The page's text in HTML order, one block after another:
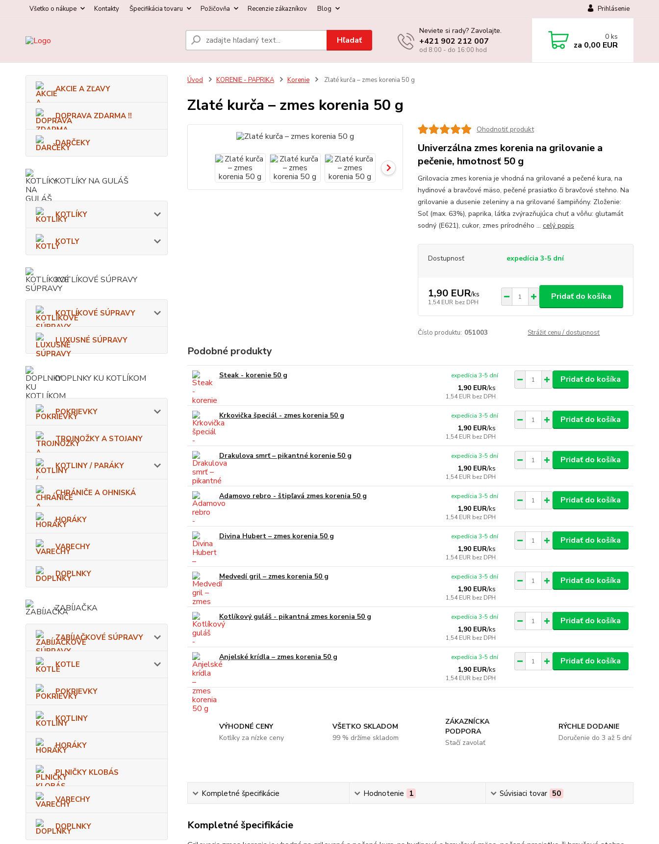
Všetko o nákupe Kontakty Špecifikácia tovaru Požičovňa Recenzie zákazníkov Blog Prihlásenie
Hľadať
Neviete si rady? Zavolajte.
+421 902 212 007
od 8:00 - do 16:00 hod
0 ks
za 0,00 EUR
AKCIE A ZĽAVY
DOPRAVA ZDARMA !!
DARČEKY
KOTLÍKY NA GULÁŠ
KOTLÍKY
KOTLY
KOTLÍKOVÉ SÚPRAVY
KOTLÍKOVÉ SÚPRAVY
LUXUSNÉ SÚPRAVY
DOPLNKY KU KOTLÍKOM
POKRIEVKY
TROJNOŽKY A STOJANY
KOTLINY / PARÁKY
CHRÁNIČE A OHNISKÁ
HORÁKY
VARECHY
DOPLNKY
ZABÍJAČKA
ZABÍJAČKOVÉ SÚPRAVY
KOTLE
POKRIEVKY
KOTLINY
HORÁKY
PLNIČKY KLOBÁS
VARECHY
DOPLNKY
Úvod KORENIE - PAPRIKA Korenie Zlaté kurča – zmes korenia 50 g
Zlaté kurča – zmes korenia 50 g
Ohodnotiť produkt
Univerzálna zmes korenia na grilovanie a
pečenie, hmotnosť 50 g
Grilovacia zmes korenia je vhodná na grilované a pečené kura, na
hydinové a bravčové mäso, pečené prasiatko či bravčové stehno. Na
grilovanie a dusenie zeleniny a na grilované šampiňóny. Zloženie:
Soľ (max. 63%), paprika, látka zvýrazňujúca chuť a vôňu: glutamát
sodný (E621), cukor, zmes prírodného ... celý popis
Dostupnosť expedícia 3-5 dní
1,90 EUR/ks
1,54 EUR bez DPH
Pridať do košíka
Číslo produktu: 051003 Strážiť cenu / dostupnosť
Podobné produkty
Steak - korenie 50 g
1,90 EUR/ks
1,54 EUR bez DPH
expedícia 3-5 dní Pridať do košíka
Krkovička špeciál - zmes korenia 50 g
1,90 EUR/ks
1,54 EUR bez DPH
expedícia 3-5 dní Pridať do košíka
Drakulova smrť – pikantné korenie 50 g
1,90 EUR/ks
1,54 EUR bez DPH
expedícia 3-5 dní Pridať do košíka
Adamovo rebro - štipľavá zmes korenia 50 g
1,90 EUR/ks
1,54 EUR bez DPH
expedícia 3-5 dní Pridať do košíka
Divina Hubert – zmes korenia 50 g
1,90 EUR/ks
1,54 EUR bez DPH
expedícia 3-5 dní Pridať do košíka
Medvedí gril – zmes korenia 50 g
1,90 EUR/ks
1,54 EUR bez DPH
expedícia 3-5 dní Pridať do košíka
Kotlíkový guláš - pikantná zmes korenia 50 g
1,90 EUR/ks
1,54 EUR bez DPH
expedícia 3-5 dní Pridať do košíka
Anjelské krídla – zmes korenia 50 g
1,90 EUR/ks
1,54 EUR bez DPH
expedícia 3-5 dní Pridať do košíka
VÝHODNÉ CENY
Kotlíky za nízke ceny
VŠETKO SKLADOM
99 % držíme skladom
ZÁKAZNÍCKA
PODPORA
Stačí zavolať
RÝCHLE DODANIE
Doručenie do 3 až 5 dní
Kompletné špecifikácie Hodnotenie 1 Súvisiaci tovar 50
Kompletné špecifikácie